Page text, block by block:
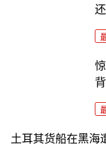
土耳其货船在黑海